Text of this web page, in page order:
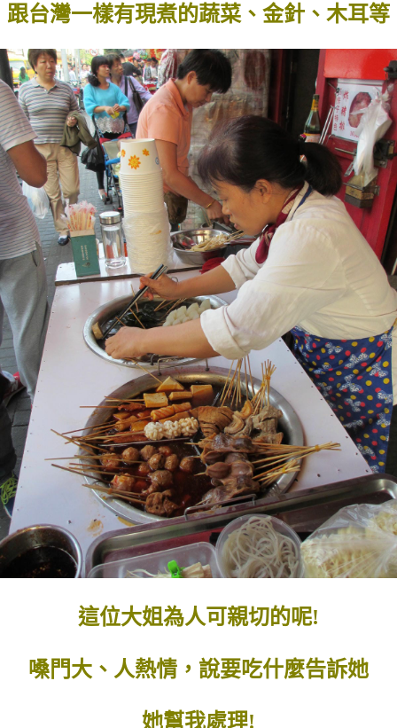
跟台灣一樣有現煮的蔬菜、金針、木耳等
這位大姐為人可親切的呢!
嗓門大、人熱情，說要吃什麼告訴她
她幫我處理!